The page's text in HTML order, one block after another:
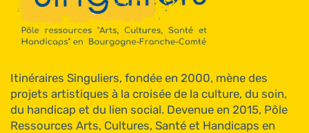
Itinéraires Singuliers, fondée en 2000, mène des
projets artistiques à la croisée de la culture, du soin,
du handicap et du lien social. Devenue en 2015, Pôle
Ressources Arts, Cultures, Santé et Handicaps en